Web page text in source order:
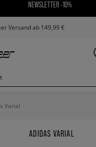
NEWSLETTER -10%
Versand ab 149,99 €
Varial
ADIDAS VARIAL